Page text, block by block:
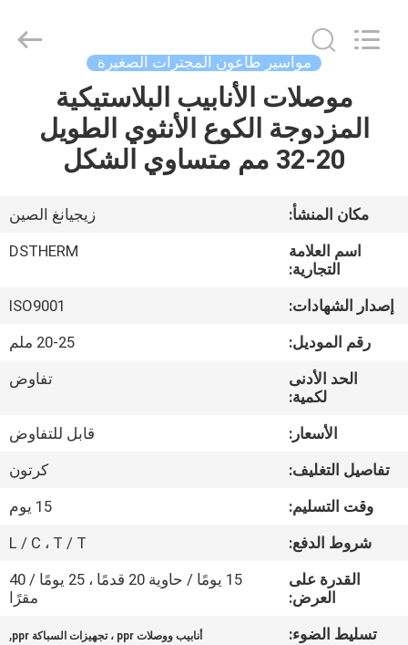
الصفحة
الرئيسية
حولنا
جولة
المصنع
مراقبة
الجودة
اتصل
LIMITED.
مواسير طاعون المجترات الصغيرة
موصلات الأنابيب البلاستيكية
المزدوجة الكوع الأنثوي الطويل
20-32 مم متساوي الشكل
مكان المنشأ:
زيجيانغ الصين
اسم العلامة
التجارية:
DSTHERM
إصدار الشهادات:
ISO9001
رقم الموديل:
20-25 ملم
الحد الأدنى
لكمية:
تفاوض
الأسعار:
قابل للتفاوض
تفاصيل التغليف:
كرتون
وقت التسليم:
15 يوم
شروط الدفع:
L / C ، T / T
القدرة على
العرض:
15 يومًا / حاوية 20 قدمًا ، 25 يومًا / 40
مقرًا
تسليط الضوء:
أنابيب ووصلات ppr ، تجهيزات السباكة ppr ,